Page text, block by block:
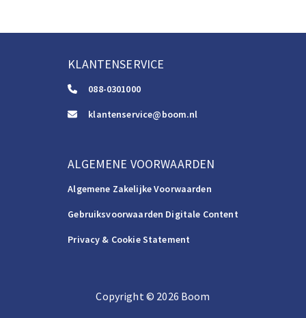
KLANTENSERVICE
088-0301000
klantenservice@boom.nl
ALGEMENE VOORWAARDEN
Algemene Zakelijke Voorwaarden
Gebruiksvoorwaarden Digitale Content
Privacy & Cookie Statement
Copyright©️ 2026 Boom